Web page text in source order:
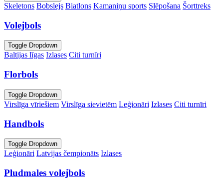
Skeletons Bobslejs Biatlons Kamaniņu sports Slēpošana Šorttreks
Volejbols
Toggle Dropdown
Baltijas līgas Izlases Citi turnīri
Florbols
Toggle Dropdown
Virslīga vīriešiem Virslīga sievietēm Leģionāri Izlases Citi turnīri
Handbols
Toggle Dropdown
Leģionāri Latvijas čempionāts Izlases
Pludmales volejbols